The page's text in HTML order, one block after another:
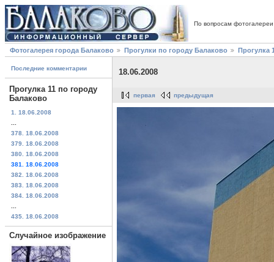
По вопросам
Фотогалерея города Балаково Прогулки по городу Балаково Прогулка
Последние комментарии
Прогулка 11 по городу
Балаково
1. 18.06.2008
378. 18.06.2008
379. 18.06.2008
380. 18.06.2008
381. 18.06.2008
382. 18.06.2008
383. 18.06.2008
384. 18.06.2008
435. 18.06.2008
Случайное изображение
18.06.2008
первая предыдущая